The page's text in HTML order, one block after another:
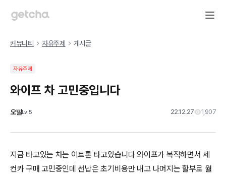
커뮤니티 자유주제 게시글
자유주제
와이프 차 고민중입니다
오삘Lv 5 22.12.27 1,907
지금 타고있는 차는 이트론 타고있습니다 와이프가 복직하면서 세
컨카 구매 고민중인데 선납은 초기비용만 내고 나머지는 할부로 월